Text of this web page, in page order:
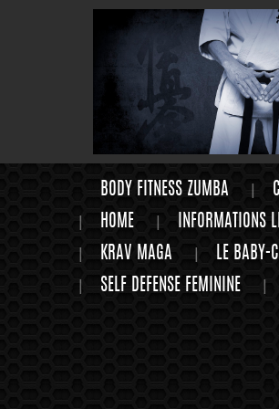
BODY FITNESS ZUMBA
HOME
INFORMATIONS
KRAV MAGA
LE BABY-
SELF DEFENSE FEMININE